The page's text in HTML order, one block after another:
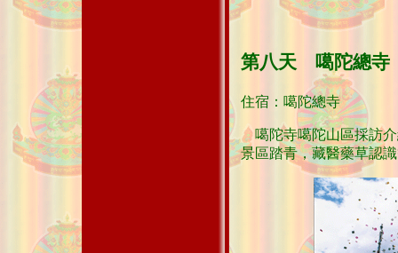
第八天 噶陀總寺
住宿：噶陀總寺
噶陀寺噶陀山區採訪介
景區踏青，藏醫藥草認